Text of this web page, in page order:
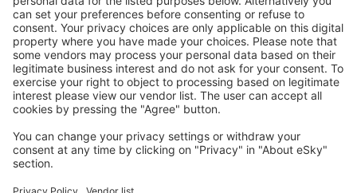
Descarcă aplicația noastrăși organizează-ţi
convenabil călătoriile
Planifică-ți călătoria